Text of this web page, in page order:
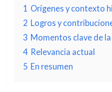
1 Orígenes y contexto
2 Logros y
3 Momentos clave de
4 Relevancia actual
5 En resumen